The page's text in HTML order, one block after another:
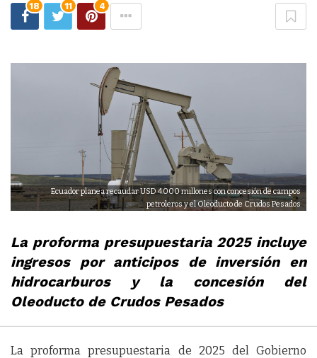
18 11 4
Ecuador planea recaudar USD 4.000 millones con concesión de campos
petroleros y el Oleoducto de Crudos Pesados
La proforma presupuestaria 2025 incluye
ingresos por anticipos de inversión en
hidrocarburos y la concesión del
Oleoducto de Crudos Pesados
La proforma presupuestaria de 2025 del Gobierno